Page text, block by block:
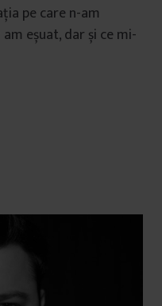
pe care n-am
eșuat, dar și ce mi-